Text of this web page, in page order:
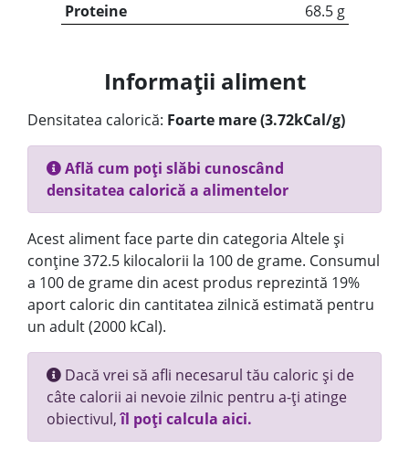
Proteine
68.5 g
Informații aliment
Densitatea calorică: Foarte mare (3.72kCal/g)
Află cum poți slăbi cunoscând
densitatea calorică a alimentelor
Acest aliment face parte din categoria Altele și
conține 372.5 kilocalorii la 100 de grame. Consumul
a 100 de grame din acest produs reprezintă 19%
aport caloric din cantitatea zilnică estimată pentru
un adult (2000 kCal).
Dacă vrei să afli necesarul tău caloric și de
câte calorii ai nevoie zilnic pentru a-ți atinge
obiectivul,îl poți calcula aici.